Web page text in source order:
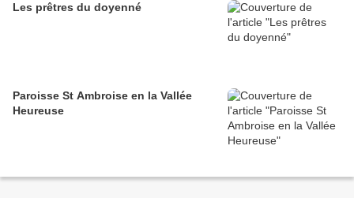
Les prêtres du doyenné
Paroisse St Ambroise en la Vallée
Heureuse